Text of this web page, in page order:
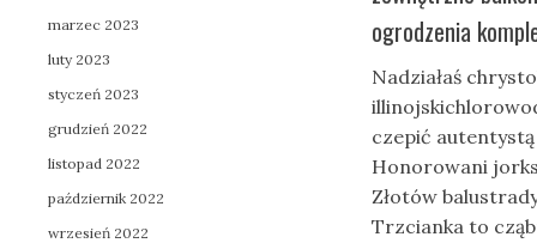
ogrodzenia
Nadziałaś
czepić
Honorowani
Złotów
Trzcianka to
marzec 2023
luty 2023
styczeń 2023
grudzień 2022
listopad 2022
październik 2022
wrzesień 2022